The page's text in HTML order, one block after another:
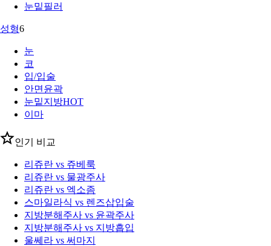
눈밑필러
성형6
눈
코
입/입술
안면윤곽
눈밑지방HOT
이마
인기 비교
리쥬란 vs 쥬베룩
리쥬란 vs 물광주사
리쥬란 vs 엑소좀
스마일라식 vs 렌즈삽입술
지방분해주사 vs 윤곽주사
지방분해주사 vs 지방흡입
울쎄라 vs 써마지